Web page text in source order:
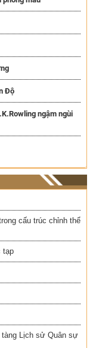
Độ
ngậm ngùi
cấu trúc chỉnh thể
tạp
tàng Lịch sử Quân sự